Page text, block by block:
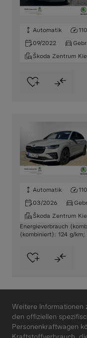
Automatik
09/2022
Škoda Zentrum
Automatik
03/2026
Škoda Zentrum
Energieverbrauch
(kombiniert): 124 g/km;
Weitere Informationen
den offiziellen
Personenkraftwagen